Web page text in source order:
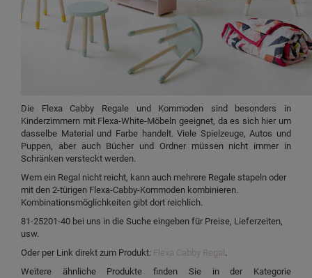
Die Flexa Cabby Regale und Kommoden sind besonders in
Kinderzimmern mit Flexa-White-Möbeln geeignet, da es sich hier um
dasselbe Material und Farbe handelt. Viele Spielzeuge, Autos und
Puppen, aber auch Bücher und Ordner müssen nicht immer in
Schränken versteckt werden.
Wem ein Regal nicht reicht, kann auch mehrere Regale stapeln oder
mit den 2-türigen Flexa-Cabby-Kommoden kombinieren.
Kombinationsmöglichkeiten gibt dort reichlich.
81-25201-40 bei uns in die Suche eingeben für Preise, Lieferzeiten,
usw.
Oder per Link direkt zum Produkt: Flexa Cabby Regal .
Weitere ähnliche Produkte finden Sie in der Kategorie